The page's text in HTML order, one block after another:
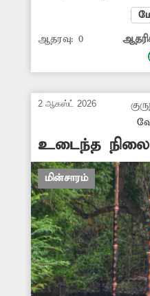
அவற்றில் ஒரு சில
எரியாமல்
போதிய
சூழ்ந்து உள்ளது.
நடவடிக்கை எடுக்க
-ஜெயபிரகாஷ்,
ஆதரவு: 0
2 ஆகஸ்ட் 2026
உடைந்த
விளக்குகள்
மின்சாரம்